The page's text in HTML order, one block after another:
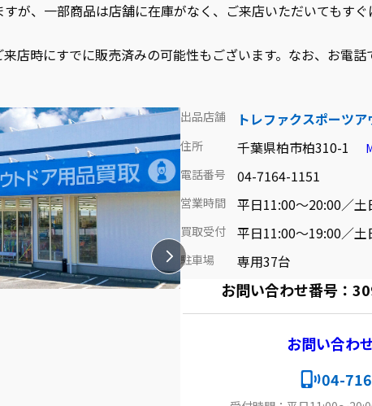
が、一部商品は店舗に在庫がなく、ご来店いただいてもす
店時にすでに販売済みの可能性もございます。なお、お電
出品店舗 トレファクスポーツ
住所 千葉県柏市柏310-1
電話番号
04-7164-1151
営業時間 平日11:00～20:00／
買取受付 平日11:00～19:00／
駐車場 専用37台
お問い合わせ番号：
お問い合わ
04-